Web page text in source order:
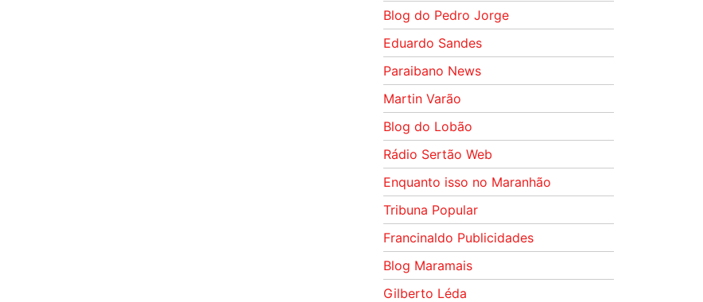
Blog do Pedro Jorge
Eduardo Sandes
Paraibano News
Martin Varão
Blog do Lobão
Rádio Sertão Web
Enquanto isso no Maranhão
Tribuna Popular
Francinaldo Publicidades
Blog Maramais
Gilberto Léda